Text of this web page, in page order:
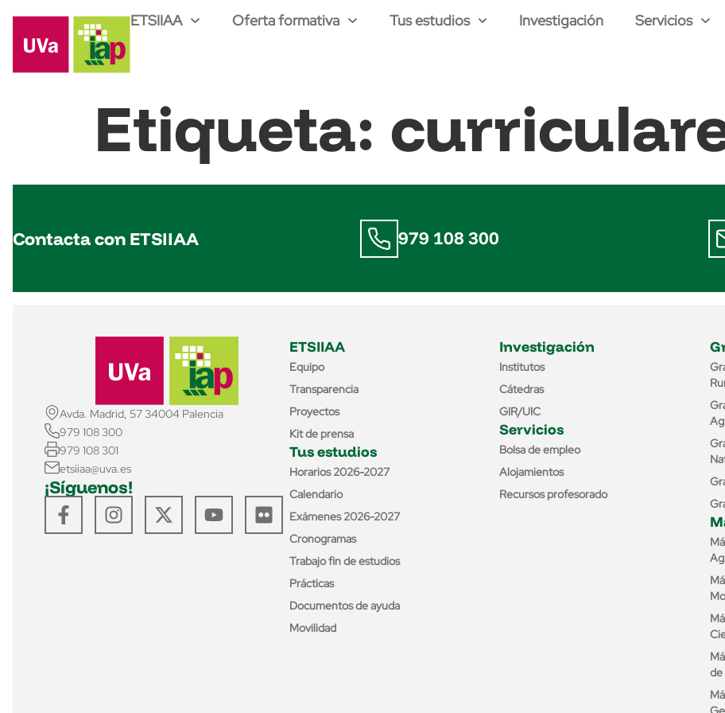
ETSIIAA Oferta formativa Tus estudios Investigación Servicios
Etiqueta:
Contacta con ETSIIAA 979 108 300
Avda. Madrid, 57 34004 Palencia
979 108 300
979 108 301
etsiiaa@uva.es
¡Síguenos!
ETSIIAA
Equipo
Transparencia
Proyectos
Kit de prensa
Tus estudios
Horarios 2026-2027
Calendario
Exámenes 2026-2027
Cronogramas
Trabajo fin de estudios
Prácticas
Documentos de ayuda
Movilidad
Investigación
Institutos
Cátedras
GIR/UIC
Servicios
Bolsa de empleo
Alojamientos
Recursos profesorado
de